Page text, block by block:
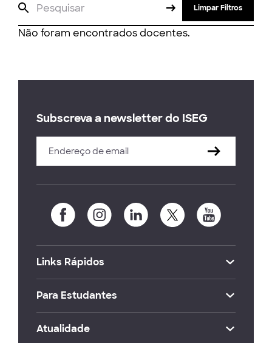
Limpar Filtros
Não foram encontrados docentes.
Subscreva a newsletter do ISEG
Links Rápidos
Para Estudantes
Atualidade